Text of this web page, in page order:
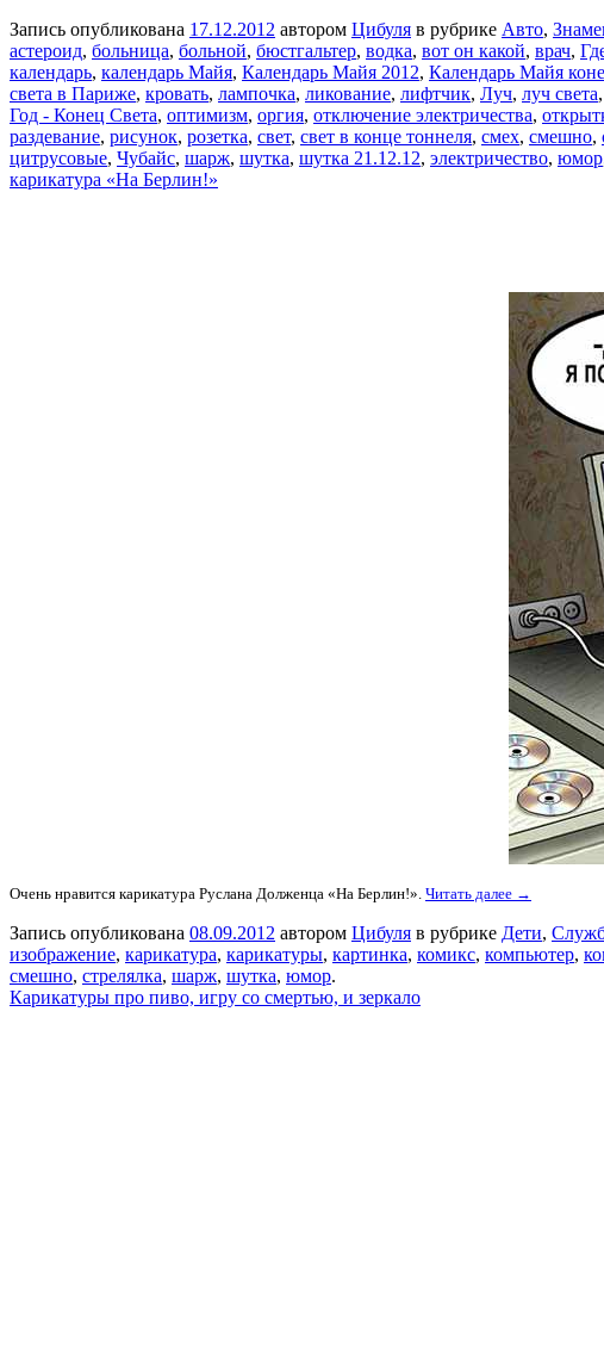
Запись опубликована 17.12.2012 автором Цибуля в рубрике Авто,
астероид, больница, больной, бюстгальтер, водка, вот он какой, врач,
календарь, календарь Майя, Календарь Майя 2012, Календарь Майя
света в Париже, кровать, лампочка, ликование, лифтчик, Луч, луч света,
Год - Конец Света, оптимизм, оргия, отключение электричества,
раздевание, рисунок, розетка, свет, свет в конце тоннеля, смех, смешно,
цитрусовые, Чубайс, шарж, шутка, шутка 21.12.12, электричество, юмор
карикатура «На Берлин!»
Очень нравится карикатура Руслана Долженца «На Берлин!». Читать далее →
Запись опубликована 08.09.2012 автором Цибуля в рубрике Дети,
изображение, карикатура, карикатуры, картинка, комикс, компьютер,
смешно, стрелялка, шарж, шутка, юмор.
Карикатуры про пиво, игру со смертью, и зеркало